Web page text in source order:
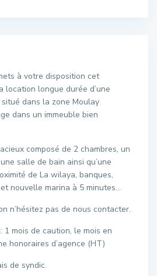
à votre disposition cet
location longue durée d’une
situé dans la zone Moulay
dans un immeuble bien
composé de 2 chambres, un
salle de bain ainsi qu’une
de La wilaya, banques,
nouvelle marina à 5 minutes…
n’hésitez pas de nous contacter.
1 mois de caution, le mois en
honoraires d’agence (HT)
de syndic.